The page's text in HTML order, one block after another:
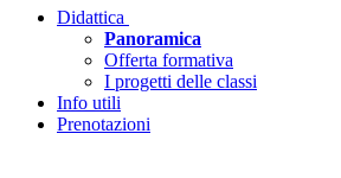
Didattica
Panoramica
Offerta formativa
I progetti delle classi
Info utili
Prenotazioni